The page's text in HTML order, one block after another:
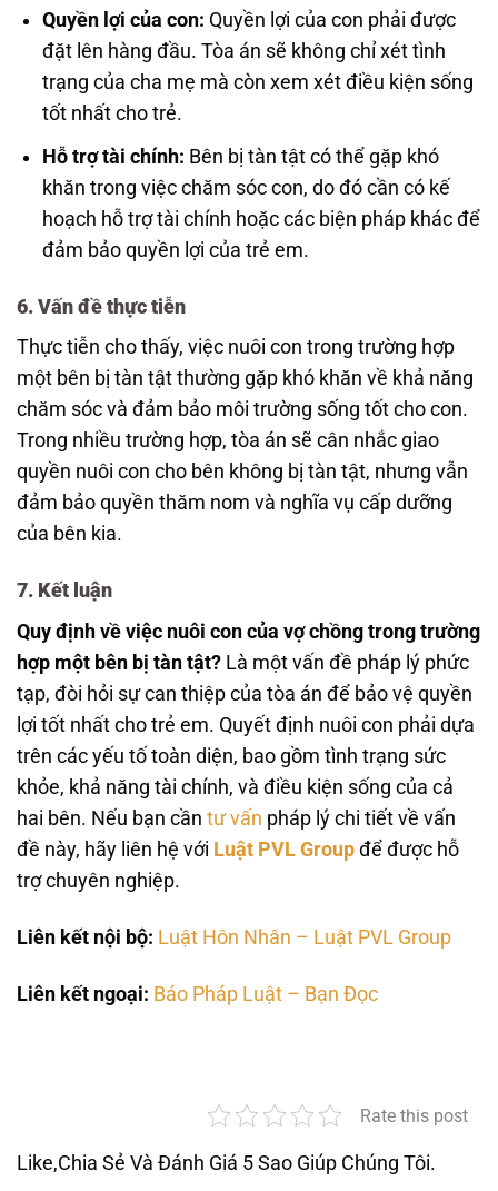
Quyền lợi của con: Quyền lợi của con phải được
đặt lên hàng đầu. Tòa án sẽ không chỉ xét tình
trạng của cha mẹ mà còn xem xét điều kiện sống
tốt nhất cho trẻ.
Hỗ trợ tài chính: Bên bị tàn tật có thể gặp khó
khăn trong việc chăm sóc con, do đó cần có kế
hoạch hỗ trợ tài chính hoặc các biện pháp khác để
đảm bảo quyền lợi của trẻ em.
6. Vấn đề thực tiễn
Thực tiễn cho thấy, việc nuôi con trong trường hợp
một bên bị tàn tật thường gặp khó khăn về khả năng
chăm sóc và đảm bảo môi trường sống tốt cho con.
Trong nhiều trường hợp, tòa án sẽ cân nhắc giao
quyền nuôi con cho bên không bị tàn tật, nhưng vẫn
đảm bảo quyền thăm nom và nghĩa vụ cấp dưỡng
của bên kia.
7. Kết luận
Quy định về việc nuôi con của vợ chồng trong trường
hợp một bên bị tàn tật? Là một vấn đề pháp lý phức
tạp, đòi hỏi sự can thiệp của tòa án để bảo vệ quyền
lợi tốt nhất cho trẻ em. Quyết định nuôi con phải dựa
trên các yếu tố toàn diện, bao gồm tình trạng sức
khỏe, khả năng tài chính, và điều kiện sống của cả
hai bên. Nếu bạn cần tư vấn pháp lý chi tiết về vấn
đề này, hãy liên hệ với Luật PVL Group để được hỗ
trợ chuyên nghiệp.
Liên kết nội bộ: Luật Hôn Nhân – Luật PVL Group
Liên kết ngoại: Báo Pháp Luật – Bạn Đọc
Rate this post
Like,Chia Sẻ Và Đánh Giá 5 Sao Giúp Chúng Tôi.